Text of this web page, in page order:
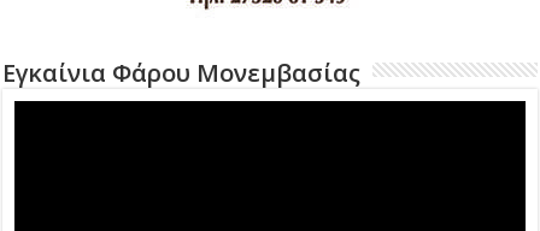
Εγκαίνια Φάρου Μονεμβασίας